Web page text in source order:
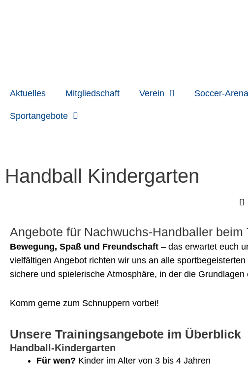
Aktuelles Mitgliedschaft Verein Soccer-
Sportangebote
Handball Kindergarten
Angebote für Nachwuchs-Handballer
Bewegung, Spaß und Freundschaft – das erwartet euch
vielfältigen Angebot richten wir uns an alle
sichere und spielerische Atmosphäre, in der die
Komm gerne zum Schnuppern vorbei!
Unsere Trainingsangebote im Überblick
Handball-Kindergarten
Für wen? Kinder im Alter von 3 bis 4 Jahren